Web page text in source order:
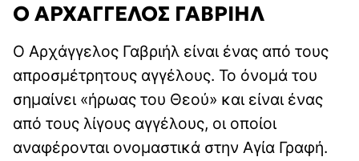
Ο ΑΡΧΑΓΓΕΛΟΣ ΓΑΒΡΙΗΛ
Ο Αρχάγγελος Γαβριήλ είναι ένας από τους
απροσμέτρητους αγγέλους. Το όνομά του
σημαίνει «ήρωας του Θεού» και είναι ένας
από τους λίγους αγγέλους, οι οποίοι
αναφέρονται ονομαστικά στην Αγία Γραφή.